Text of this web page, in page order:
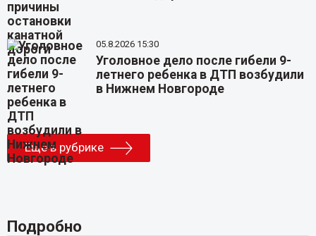
05.8.2026 15:30
Уголовное дело после гибели 9-
летнего ребенка в ДТП возбудили
в Нижнем Новгороде
Еще в рубрике
Подробно